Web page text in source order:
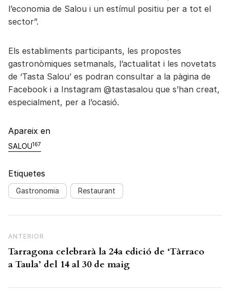
l’economia de Salou i un estímul positiu per a tot el
sector”.
Els establiments participants, les propostes
gastronòmiques setmanals, l’actualitat i les novetats
de ‘Tasta Salou’ es podran consultar a la pàgina de
Facebook i a Instagram @tastasalou que s’han creat,
especialment, per a l’ocasió.
Apareix en
SALOU167
Etiquetes
Gastronomia Restaurant
Previous Post
ANTERIOR
Tarragona celebrarà la 24a edició de ‘Tàrraco
a Taula’ del 14 al 30 de maig